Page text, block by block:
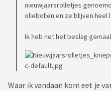
nieuwjaarsrolletjes
oliebollen en ze blijven heel
Ik heb net het beslag
Waar ik vandaan kom eet je